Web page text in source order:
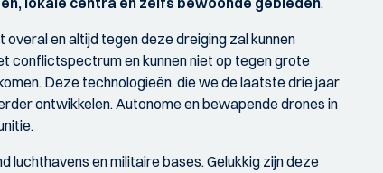
en altijd tegen deze dreiging zal kunnen
conflictspectrum en kunnen niet op tegen grote
Deze technologieën, die we de laatste drie jaar
ontwikkelen. Autonome en bewapende drones in
luchthavens en militaire bases. Gelukkig zijn deze